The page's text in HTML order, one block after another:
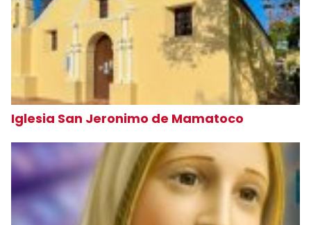
Iglesia San Jeronimo de Mamatoco